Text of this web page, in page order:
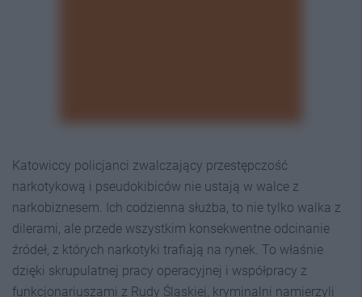
Katowiccy policjanci zwalczający przestępczość
narkotykową i pseudokibiców nie ustają w walce z
narkobiznesem. Ich codzienna służba, to nie tylko walka z
dilerami, ale przede wszystkim konsekwentne odcinanie
źródeł, z których narkotyki trafiają na rynek. To właśnie
dzięki skrupulatnej pracy operacyjnej i współpracy z
funkcjonariuszami z Rudy Śląskiej, kryminalni namierzyli